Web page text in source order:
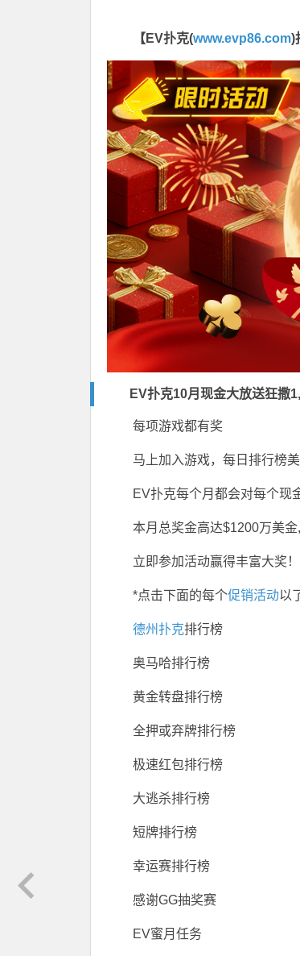
【EV扑克(www.evp86.com)
EV扑克10月现金大放送狂撒
每项游戏都有奖
马上加入游戏，每日排行榜美
EV扑克每个月都会对每个现
本月总奖金高达$1200万美金,
立即参加活动赢得丰富大奖！
*点击下面的每个促销活动以
德州扑克排行榜
奥马哈排行榜
黄金转盘排行榜
全押或弃牌排行榜
极速红包排行榜
大逃杀排行榜
短牌排行榜
幸运赛排行榜
感谢GG抽奖赛
EV蜜月任务